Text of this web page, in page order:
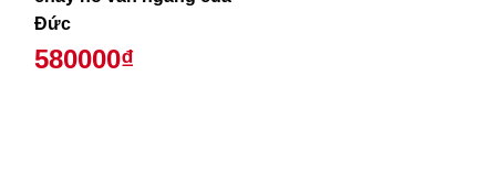
Đức
580000₫